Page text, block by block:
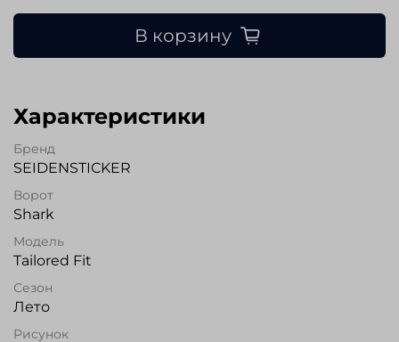
В корзину
Характеристики
Бренд
SEIDENSTICKER
Ворот
Shark
Модель
Tailored Fit
Сезон
Лето
Рисунок